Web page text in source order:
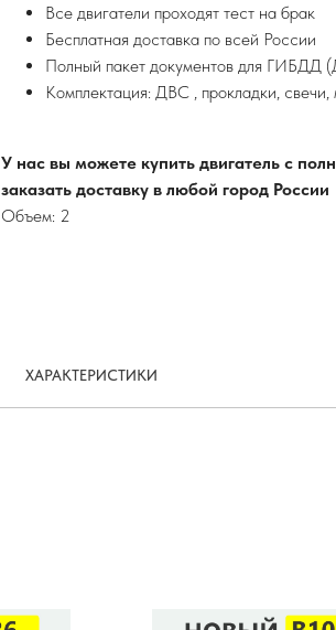
Все двигатели проходят тест на брак
Бесплатная доставка по всей России
Полный пакет документов для ГИБДД
Комплектация: ДВС , прокладки,
У нас вы можете купить двигатель с
заказать доставку в любой город России
Объем: 2
ХАРАКТЕРИСТИКИ